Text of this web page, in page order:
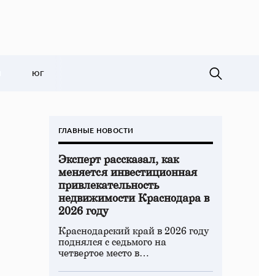
ЮГ
ГЛАВНЫЕ НОВОСТИ
Эксперт рассказал, как
меняется инвестиционная
привлекательность
недвижимости Краснодара в
2026 году
Краснодарский край в 2026 году
поднялся с седьмого на
четвертое место в…